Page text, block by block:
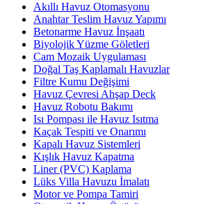
Akıllı Havuz Otomasyonu
Anahtar Teslim Havuz Yapımı
Betonarme Havuz İnşaatı
Biyolojik Yüzme Göletleri
Cam Mozaik Uygulaması
Doğal Taş Kaplamalı Havuzlar
Filtre Kumu Değişimi
Havuz Çevresi Ahşap Deck
Havuz Robotu Bakımı
Isı Pompası ile Havuz Isıtma
Kaçak Tespiti ve Onarımı
Kapalı Havuz Sistemleri
Kışlık Havuz Kapatma
Liner (PVC) Kaplama
Lüks Villa Havuzu İmalatı
Motor ve Pompa Tamiri